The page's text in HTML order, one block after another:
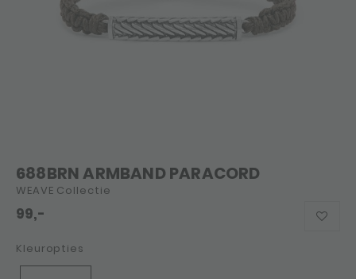
688BRN ARMBAND PARACORD
WEAVE Collectie
99,-
Kleuropties